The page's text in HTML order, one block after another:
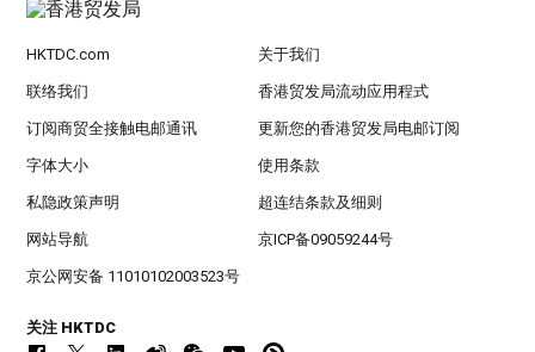
HKTDC.com 关于我们
联络我们 香港贸发局流动应用程式
订阅商贸全接触电邮通讯 更新您的香港贸发局电邮订阅
字体大小 使用条款
私隐政策声明 超连结条款及细则
网站导航 京ICP备09059244号
京公网安备 11010102003523号
关注 HKTDC